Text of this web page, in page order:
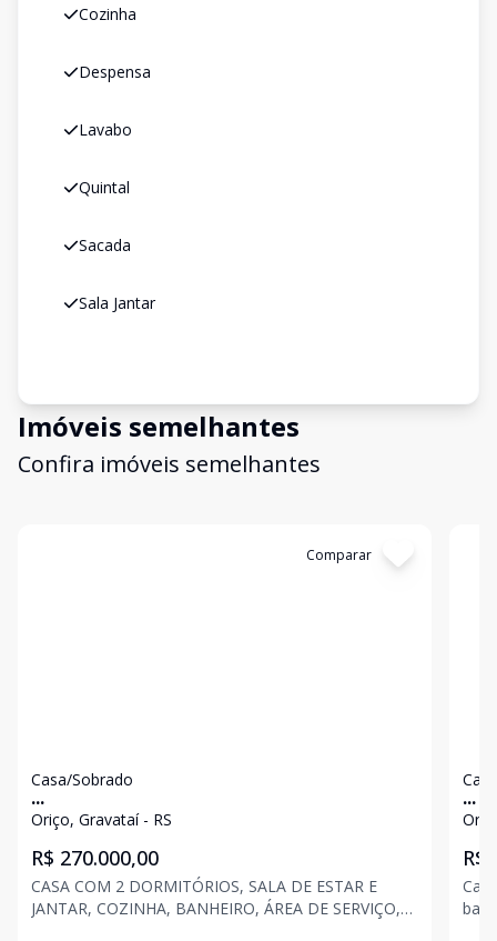
Cozinha
Despensa
Lavabo
Quintal
Sacada
Sala Jantar
Imóveis semelhantes
Confira imóveis semelhantes
Comparar
Casa/Sobrado
...
Oriço, Gravataí - RS
R$ 270.000,00
CASA COM 2 DORMITÓRIOS, SALA DE ESTAR E
JANTAR, COZINHA, BANHEIRO, ÁREA DE SERVIÇO,
...
R$